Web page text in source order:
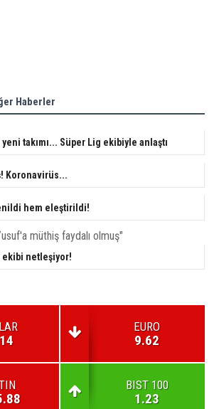
Haberler
yeni takımı... Süper Lig ekibiyle anlaştı
Koronavirüs...
hem eleştirildi!
müthiş faydalı olmuş"
ekibi netleşiyor!
EURO
9.62
BIST 100
1.23